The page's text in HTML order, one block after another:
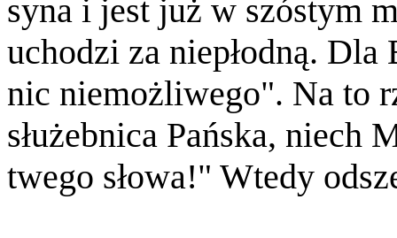
syna i jest już w szóstym
uchodzi za niepłodną.
nic niemożliwego". Na to
służebnica Pańska, niech
twego słowa!" Wtedy